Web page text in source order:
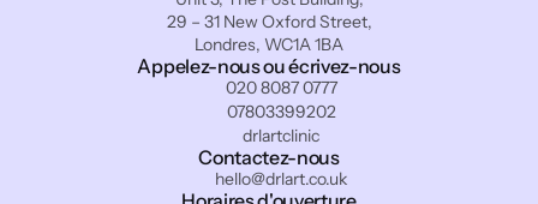
29 – 31 New Oxford Street,
Londres, WC1A 1BA
Appelez-nous ou écrivez-nous
020 8087 0777
07803399202
drlartclinic
Contactez-nous
hello@drlart.co.uk